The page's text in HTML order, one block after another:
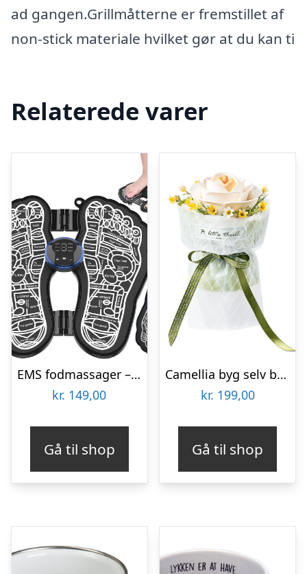
ad gangen.Grillmåtterne er fremstillet af
non-stick materiale hvilket gør at du kan ti
Relaterede varer
EMS fodmassager – Elektrostimulator
kr. 149,00
Gå til shop
Camellia byg selv blomst Rokrâ¢ (AF011)
kr. 199,00
Gå til shop